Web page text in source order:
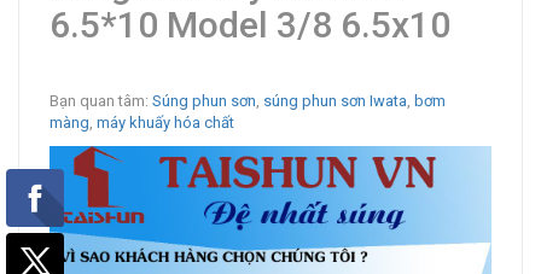
6.5*10 Model 3/8 6.5x10
Bạn quan tâm: Súng phun sơn súng phun sơn Iwata bơm
màng máy khuấy hóa chất